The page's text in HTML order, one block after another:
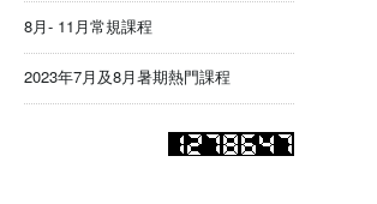
8月- 11月常規課程
2023年7月及8月暑期熱門課程